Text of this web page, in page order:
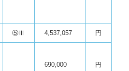
⑤Ⅲ 4,537,057 円
690,000 円